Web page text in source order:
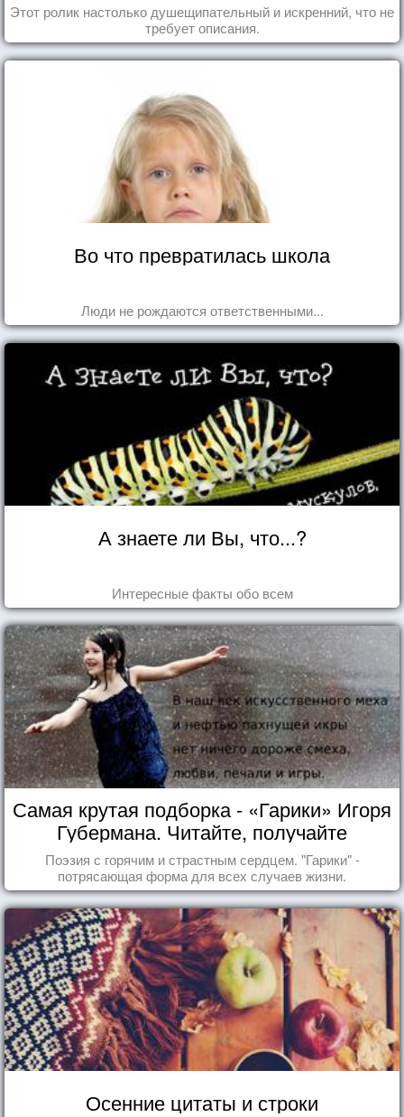
Этот ролик настолько душещипательный и искренний, что не
требует описания.
Во что превратилась школа
Люди не рождаются ответственными...
А знаете ли Вы, что...?
Интересные факты обо всем
Самая крутая подборка - «Гарики» Игоря
Губермана. Читайте, получайте
удовольствие!
Поэзия с горячим и страстным сердцем. "Гарики" -
потрясающая форма для всех случаев жизни.
Осенние цитаты и строки